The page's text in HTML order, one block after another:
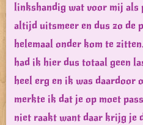
linkshandig wat voor mij als
altijd uitsmeer en dus zo de
helemaal onder kom te
had ik hier dus totaal geen
heel erg en ik was daardoor
merkte ik dat je op moet
niet raakt want daar krijg je